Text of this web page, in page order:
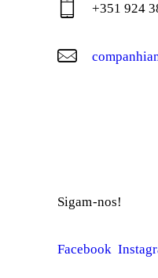
+351 924
Sigam-nos!
Facebook